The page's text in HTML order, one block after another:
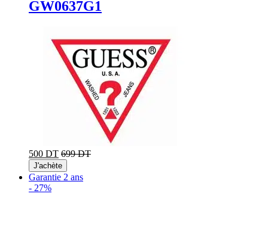
GW0637G1
500 DT 699 DT
J'achète
Garantie 2 ans
- 27%